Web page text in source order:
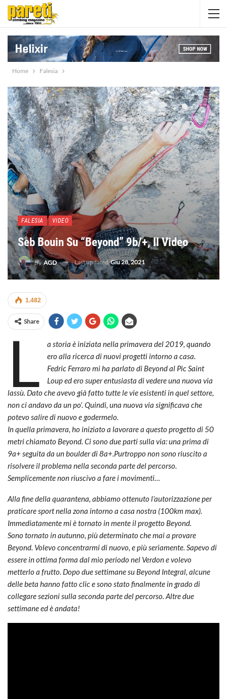
Home Falesia
FALESIA VIDEO
Seb Bouin Su “Beyond” 9b/+, Il Video
ByAGD Last updatedGiu 28, 2021
1.482
Share
L
a storia è iniziata nella primavera del 2019, quando
ero alla ricerca di nuovi progetti intorno a casa.
Fedric Ferraro mi ha parlato di Beyond al Pic Saint
Loup ed ero super entusiasta di vedere una nuova via
lassù. Dato che avevo già fatto tutte le vie esistenti in quel settore,
non ci andavo da un po’. Quindi, una nuova via significava che
potevo salire di nuovo e godermelo.
In quella primavera, ho iniziato a lavorare a questo progetto di 50
metri chiamato Beyond. Ci sono due parti sulla via: una prima di
9a+ seguita da un boulder di 8a+.Purtroppo non sono riuscito a
risolvere il problema nella seconda parte del percorso.
Semplicemente non riuscivo a fare i movimenti…
Alla fine della quarantena, abbiamo ottenuto l’autorizzazione per
praticare sport nella zona intorno a casa nostra (100km max).
Immediatamente mi è tornato in mente il progetto Beyond.
Sono tornato in autunno, più determinato che mai a provare
Beyond. Volevo concentrarmi di nuovo, e più seriamente. Sapevo di
essere in ottima forma dal mio periodo nel Verdon e volevo
metterlo a frutto. Dopo due settimane su Beyond Integral, alcune
delle beta hanno fatto clic e sono stato finalmente in grado di
collegare sezioni sulla seconda parte del percorso. Altre due
settimane ed è andata!